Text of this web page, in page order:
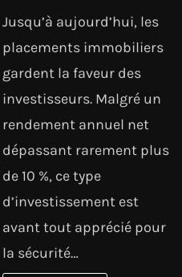
Jusqu’à aujourd’hui, les
placements immobiliers
gardent la faveur des
investisseurs. Malgré un
rendement annuel net
dépassant rarement plus
de 10 %, ce type
d’investissement est
avant tout apprécié pour
la sécurité…